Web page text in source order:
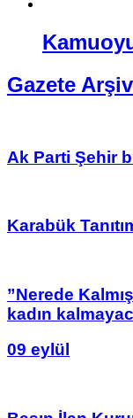
Gazete
Ak Parti Şehir
Karabük
”Nerede
kadın
09 eylül